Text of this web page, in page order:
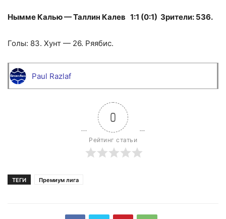
Нымме Калью — Таллин Калев 1:1 (0:1) Зрители: 536.
Голы: 83. Хунт — 26. Ряябис.
Paul Razlaf
0
Рейтинг статьи
ТЕГИ Премиум лига